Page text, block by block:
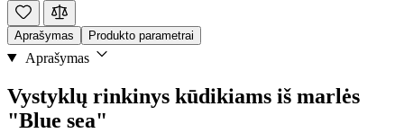
Aprašymas Produkto parametrai
Aprašymas
Vystyklų rinkinys kūdikiams iš marlės
"Blue sea"